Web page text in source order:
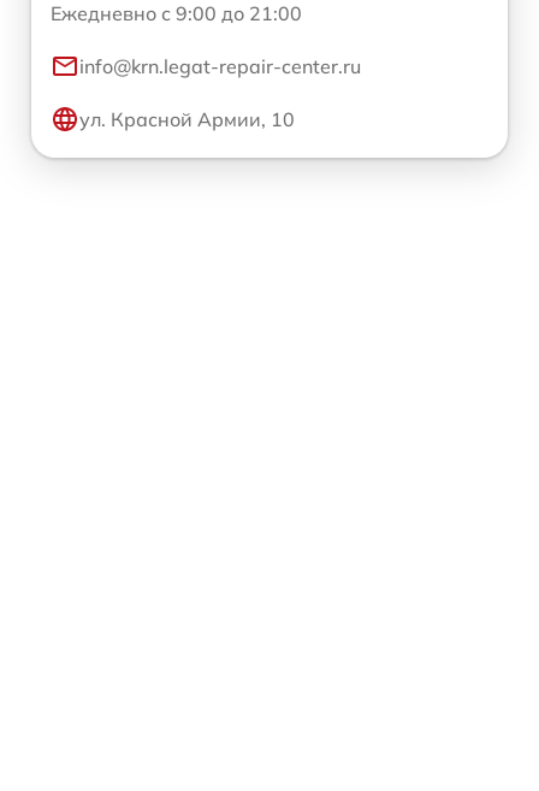
Ежедневно с 9:00 до 21:00
info@krn.legat-repair-center.ru
ул. Красной Армии, 10